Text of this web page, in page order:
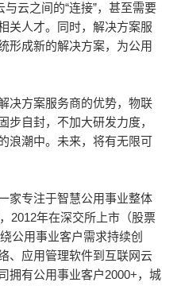
与云之间的“连接”，甚至需要
关人才。同时，解决方案服
形成新的解决方案，为公用
决方案服务商的优势，物联
步自封，不加大研发力度，
浪潮中。未来，将有无限可
家专注于智慧公用事业整体
2012年在深交所上市（股票
公用事业客户需求持续创
、应用管理软件到互联网云
拥有公用事业客户2000+，城